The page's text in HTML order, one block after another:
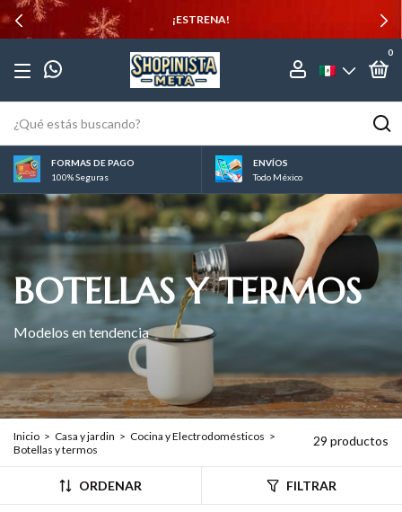
¡ESTRENA!
0
FORMAS DE PAGO
100% Seguras
ENVÍOS
Todo México
BOTELLAS Y TERMOS
Modelos en tendencia
Inicio > Casa y jardin > Cocina y Electrodomésticos >
Botellas y termos
29 productos
ORDENAR FILTRAR